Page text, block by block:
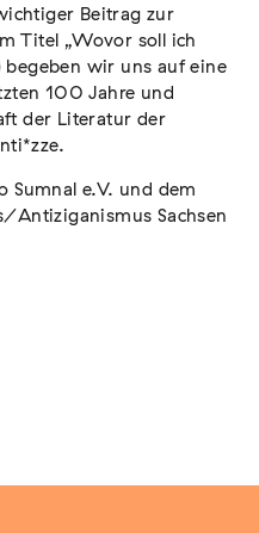
Deportation –
Beitrag zur
Titel „Wovor soll ich
begeben wir uns auf eine
100 Jahre und
der Literatur der
Sumnal e.V. und dem
Antiziganismus Sachsen